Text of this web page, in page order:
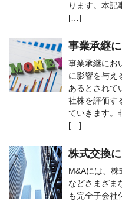
ります。本記
[…]
事業承継
事業承継にお
に影響を与え
あるとされて
社株を評価す
ていきます。
[…]
株式交換
M&Aには、
などさまざま
も完全子会社